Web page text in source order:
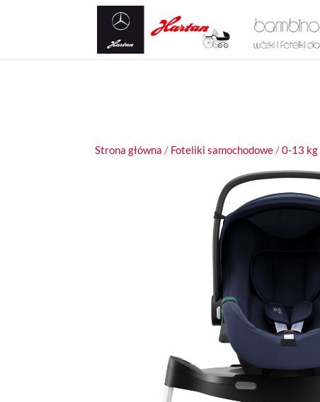
Strona główna / Foteliki samochodowe /0-13 kg